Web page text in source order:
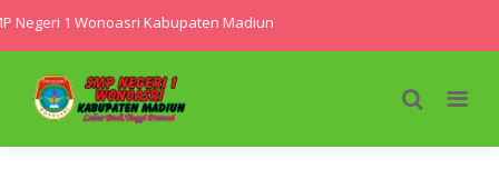
1 Wonoasri Kabupaten Madiun